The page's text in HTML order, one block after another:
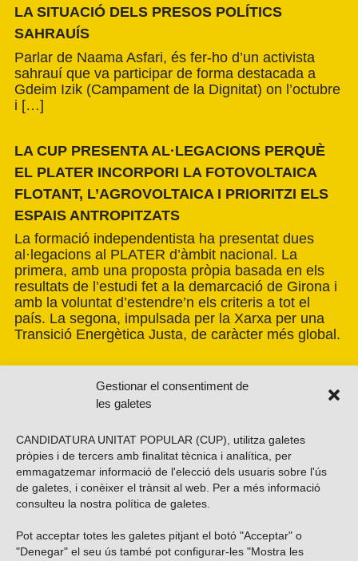
Gestionar el consentiment de
les galetes
CANDIDATURA UNITAT POPULAR (CUP), utilitza galetes
pròpies i de tercers amb finalitat tècnica i analítica, per
emmagatzemar informació de l'elecció dels usuaris sobre l'ús
de galetes, i conèixer el trànsit al web. Per a més informació
consulteu la nostra política de galetes
Pot acceptar totes les galetes pitjant el botó "Acceptar" o
"Denegar" el seu ús també pot configurar-les "Mostra les
LA SITUACIÓ DELS PRESOS POLÍTICS
SAHRAUÍS
Parlar de Naama Asfari, és fer-ho d’un activista
sahrauí que va participar de forma destacada a
Gdeim Izik (Campament de la Dignitat) on l’octubre
i […]
LA CUP PRESENTA AL·LEGACIONS PERQUÈ
EL PLATER INCORPORI LA FOTOVOLTAICA
FLOTANT, L’AGROVOLTAICA I PRIORITZI ELS
ESPAIS ANTROPITZATS
La formació independentista ha presentat dues
al·legacions al PLATER d’àmbit nacional. La
primera, amb una proposta pròpia basada en els
resultats de l’estudi fet a la demarcació de Girona i
amb la voluntat d’estendre’n els criteris a tot el
país. La segona, impulsada per la Xarxa per una
Transició Energètica Justa, de caràcter més global.
Vols subscriure’t al nostre butlletí?